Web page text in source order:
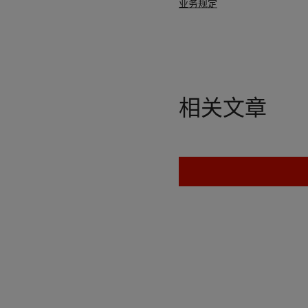
业务规定
相关文章